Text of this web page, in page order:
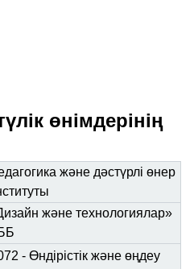
өнімдерінің
және дәстүрлі өнер
және технологиялар»
- Өндірістік және өңдеу